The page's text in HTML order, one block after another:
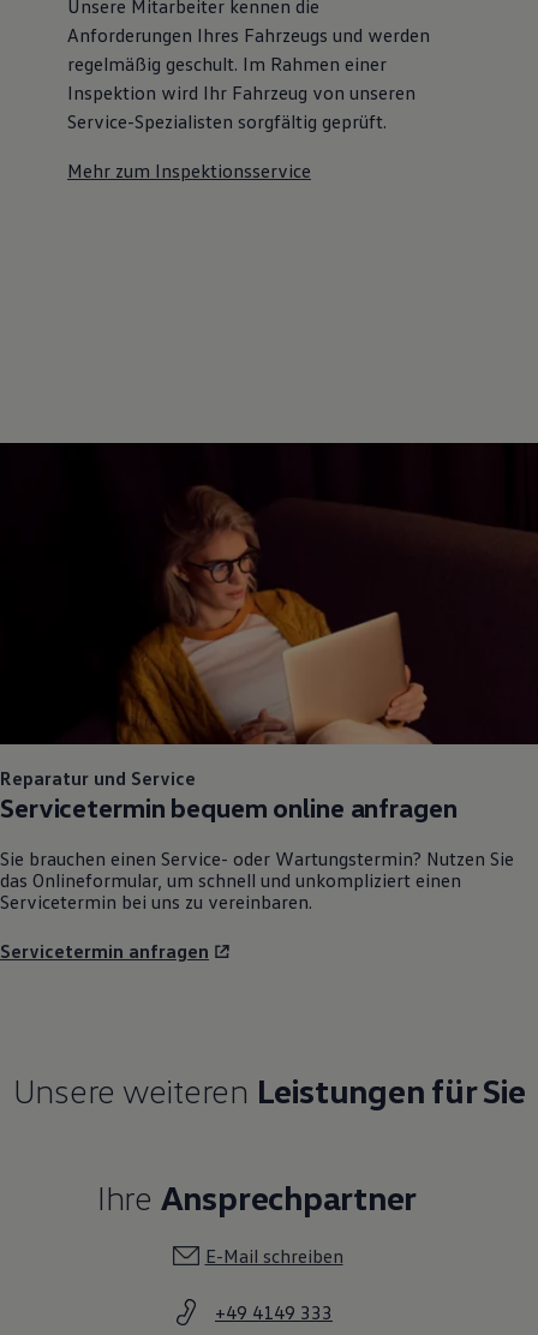
Unsere Mitarbeiter kennen die
Anforderungen Ihres Fahrzeugs und werden
regelmäßig geschult. Im Rahmen einer
Inspektion wird Ihr Fahrzeug von unseren
Service-Spezialisten sorgfältig geprüft.
Mehr zum Inspektionsservice
Reparatur und Service
Servicetermin bequem online anfragen
Sie brauchen einen Service- oder Wartungstermin? Nutzen Sie
das Onlineformular, um schnell und unkompliziert einen
Servicetermin bei uns zu vereinbaren.
Servicetermin anfragen
Unsere weiteren Leistungen für Sie
Ihre Ansprechpartner
E-Mail schreiben
+49 4149 333